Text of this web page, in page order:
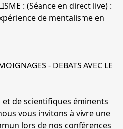
: (Séance en direct live) :
de mentalisme en
- DEBATS AVEC LE
de scientifiques éminents
vous invitons à vivre une
lors de nos conférences